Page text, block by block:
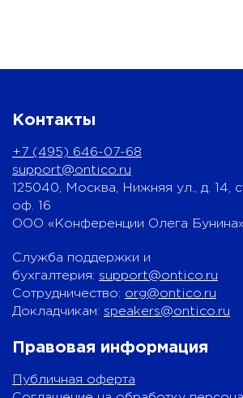
Контакты
+7 (495) 646-07-68
support@ontico.ru
125040, Москва, Нижняя ул., д. 14,
оф. 16
ООО «Конференции Олега
Служба поддержки и
бухгалтерия: support@ontico.ru
Сотрудничество: org@ontico.ru
Докладчикам: speakers@ontico.ru
Правовая информация
Публичная оферта